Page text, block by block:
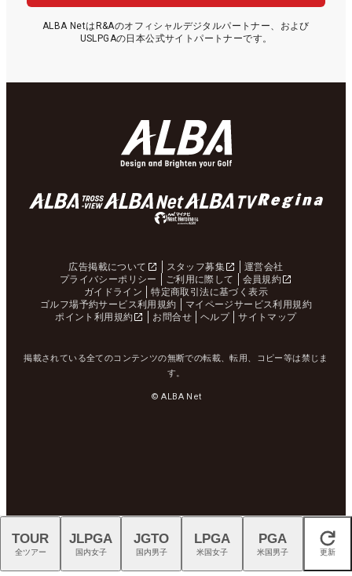
ALBA NetはR&Aのオフィシャルデジタルパートナー、および
USLPGAの日本公式サイトパートナーです。
広告掲載について スタッフ募集
運営会社
プライバシーポリシー
ご利用に際して
会員規約
ガイドライン
特定商取引法に基づく表示
ゴルフ場予約サービス利用規約
マイページサービス利用規約
ポイント利用規約
お問合せ ヘルプ サイトマップ
掲載されている全てのコンテンツの無断での転載、転用、コピー等は禁じま
す。
© ALBA Net
閉じる
TOUR
全ツアー
JLPGA
国内女子
JGTO
国内男子
LPGA
米国女子
PGA
米国男子 更新